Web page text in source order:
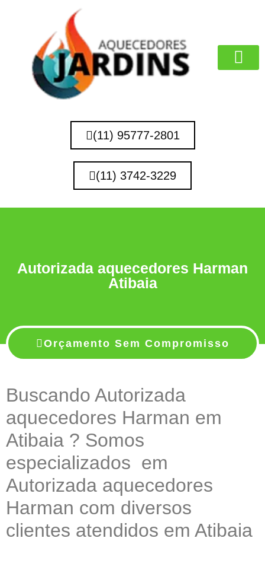
(11) 95777-2801
(11) 3742-3229
Autorizada aquecedores Harman
Atibaia
Orçamento Sem Compromisso
Buscando Autorizada
aquecedores Harman em
Atibaia ? Somos
especializados em
Autorizada aquecedores
Harman com diversos
clientes atendidos em Atibaia